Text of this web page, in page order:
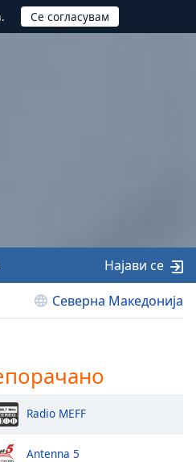
Северна Македонија
Најави се
Radio MEFF
Antenna 5